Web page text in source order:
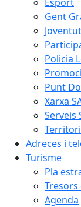
Gent
Joventut
Policia
Punt
Xarxa
Serveis
Adreces i
Turisme
Pla
Tresors
Agenda